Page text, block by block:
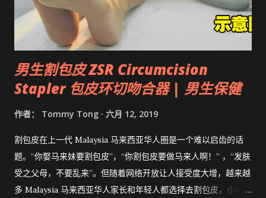
男生割包皮 ZSR Circumcision
Stapler 包皮环切吻合器 | 男生保健
作者： Tommy Tong 六月 12, 2019
割包皮在上一代 Malaysia 马来西亚华人圈是一个难以启齿的话
题。“你娶马来妹要割包皮”，“你割包皮要做马来人啊！” ，“发肤
受之父母，不要乱来”。但随着网络开放让人接受度大增，越来越
多 Malaysia 马来西亚华人家长和年轻人都选择去割包皮，小编多